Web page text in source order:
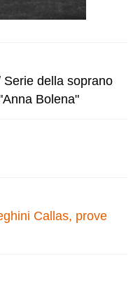
della soprano
Bolena"
Callas, prove